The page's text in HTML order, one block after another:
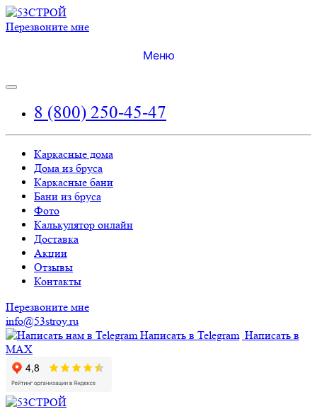
Перезвоните мне
Меню
8 (800) 250-45-47
Каркасные дома
Дома из бруса
Каркасные бани
Бани из бруса
Фото
Калькулятор онлайн
Доставка
Акции
Отзывы
Контакты
Перезвоните мне
info@53stroy.ru
Написать в Telegram Написать в
MAX